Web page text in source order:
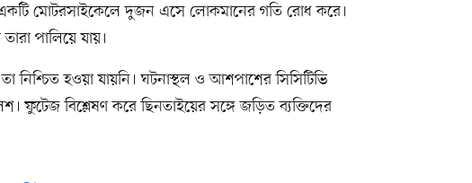
মোটরসাইকেলে দুজন এসে লোকমানের গতি রোধ করে।
পালিয়ে যায়।
নিশ্চিত হওয়া যায়নি। ঘটনাস্থল ও আশপাশের সিসিটিভি
ফুটেজ বিশ্লেষণ করে ছিনতাইয়ের সঙ্গে জড়িত ব্যক্তিদের